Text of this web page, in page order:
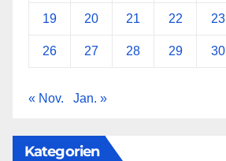
19 20 21 22 23
26 27 28 29 30
« Nov. Jan. »
Kategorien